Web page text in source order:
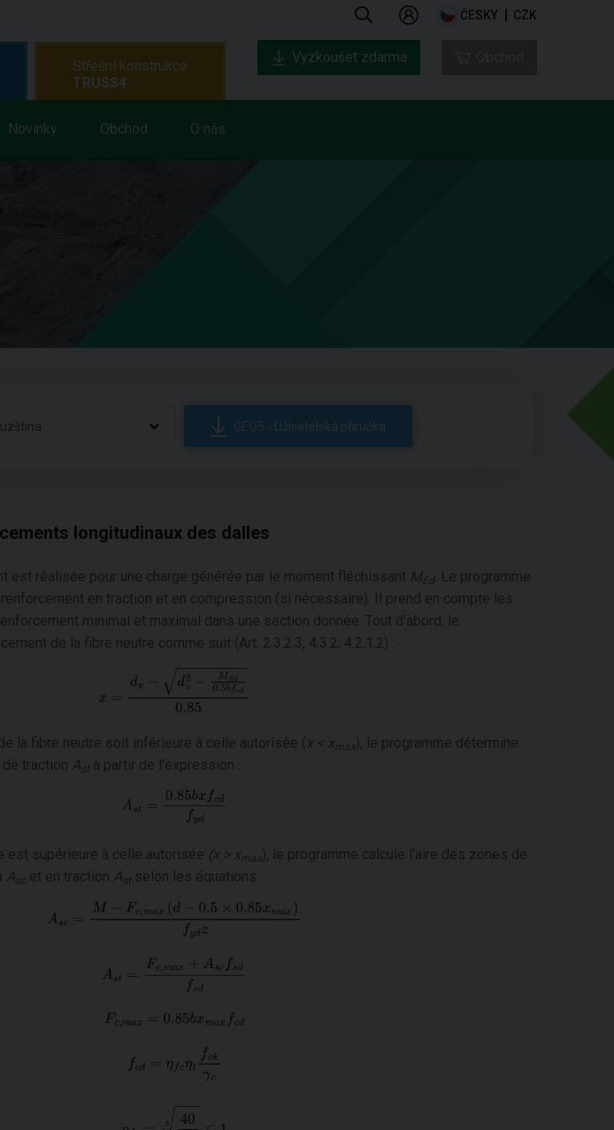
ČESKY CZK
Novinky Obchod O nás
Střešní konstrukce
TRUSS4
Vyzkoušet zdarma
GEO5 - Uživatelská příručka
longitudinaux des dalles
est réalisée pour une charge générée par le moment fléchissant MEd. Le programme
en traction et en compression (si nécessaire). Il prend en compte les
minimal et maximal dans une section donnée. Tout d'abord, le
de la fibre neutre comme suit (Art. 2.3.2.3, 4.3.2, 4.2.1.2) :
la fibre neutre soit inférieure à celle autorisée ( x < x max), le programme détermine
traction Ast à partir de l'expression :
est supérieure à celle autorisée (x > xmax) le programme calcule l'aire des zones de
Asc et en traction Ast selon les équations :